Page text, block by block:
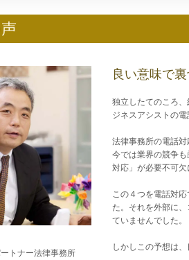
トナー法律事務所
良い意味で
独立したてのころ
ジネスアシストの
法律事務所の電話対
今では業界の競争
対応」が必要不可欠
この４つを電話対
た。それを外部に
ていませんでした。
しかしこの予想は、